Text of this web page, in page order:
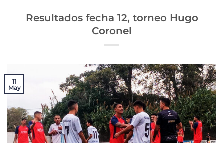
Resultados fecha 12, torneo Hugo
Coronel
11
May